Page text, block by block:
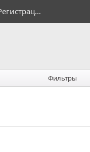
Регистрация
Фильтры